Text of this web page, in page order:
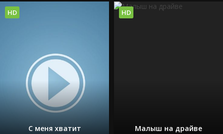
С меня хватит
HD
Малыш на драйве
HD